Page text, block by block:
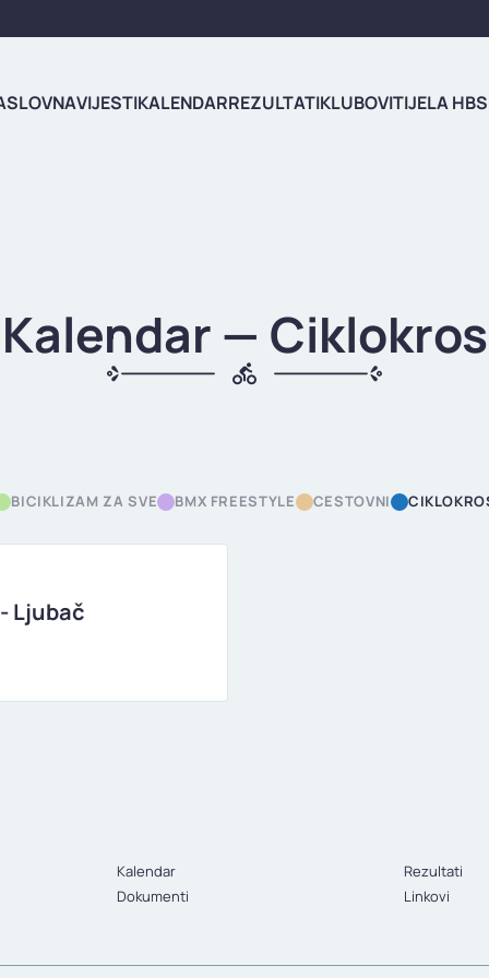
VIJESTIKALENDARREZULTATIKLUBOVITIJELA
Kalendar — Ciklokros
BICIKLIZAM ZA SVE BMX FREESTYLE CESTOVNI
Ljubač
Kalendar
Rezultati
Dokumenti
Linkovi